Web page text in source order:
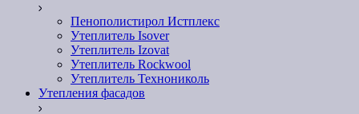
Пенополистирол Истплекс
Утеплитель Isover
Утеплитель Izovat
Утеплитель Rockwool
Утеплитель Технониколь
Утепления фасадов